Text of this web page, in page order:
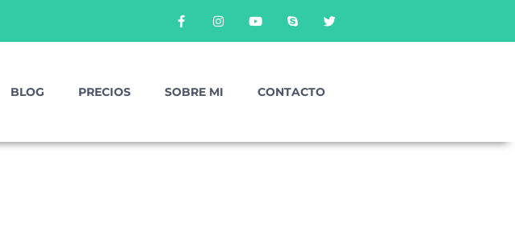
BLOG PRECIOS SOBRE MI CONTACTO